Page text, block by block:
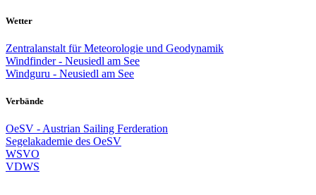
Wetter
Zentralanstalt für Meteorologie und Geodynamik
Windfinder - Neusiedl am See
Windguru - Neusiedl am See
Verbände
OeSV - Austrian Sailing Ferderation
Segelakademie des OeSV
WSVO
VDWS